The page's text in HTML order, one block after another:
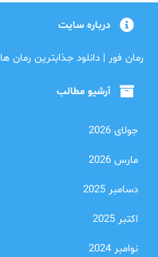
درباره سایت
رمان فور | دانلود جذابترین رمان ها
آرشیو مطالب
جولای 2026
مارس 2026
دسامبر 2025
اکتبر 2025
نوامبر 2024